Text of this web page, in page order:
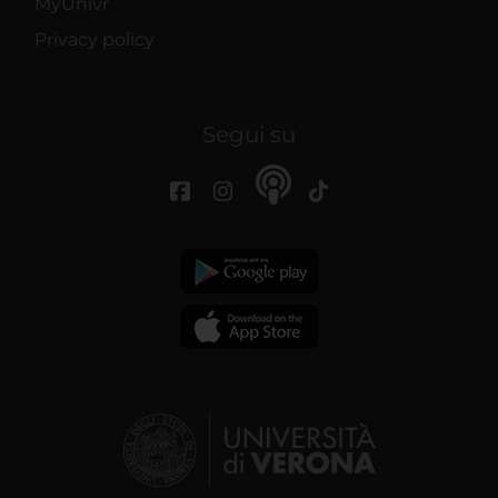
Privacy policy
Segui su